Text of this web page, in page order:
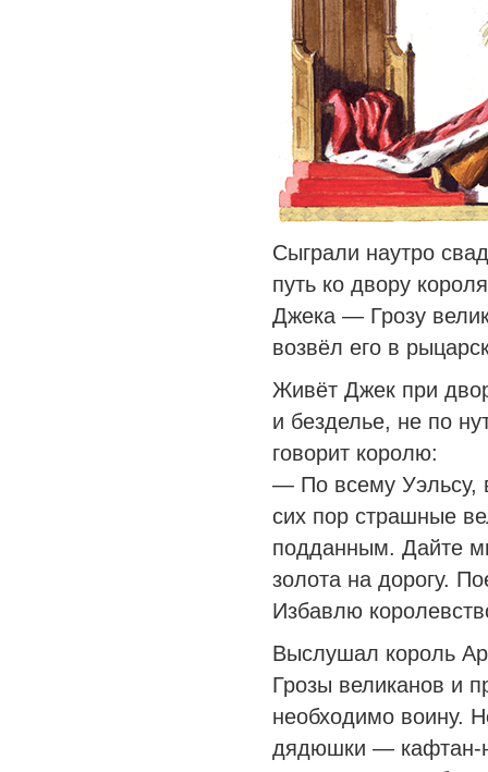
Сыграли наутро
путь ко двору
Джека — Грозу
возвёл его в
Живёт Джек при
и безделье, не по
говорит королю:
— По всему Уэльсу,
сих пор страшные
подданным. Дайте
золота на дорогу.
Избавлю
Выслушал король
Грозы великанов и
необходимо воину.
дядюшки — кафтан-